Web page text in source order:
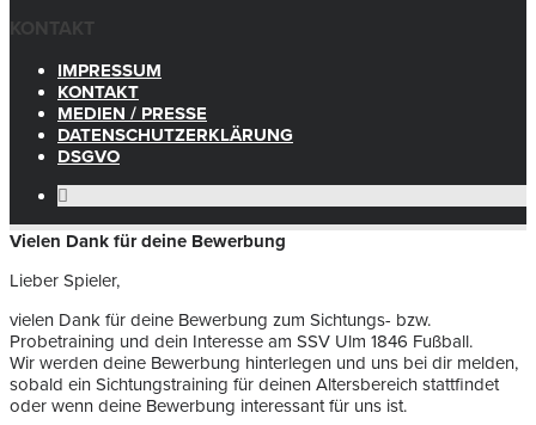
KONTAKT
IMPRESSUM
KONTAKT
MEDIEN / PRESSE
DATENSCHUTZERKLÄRUNG
DSGVO
Vielen Dank für deine Bewerbung
Lieber Spieler,
vielen Dank für deine Bewerbung zum Sichtungs- bzw.
Probetraining und dein Interesse am SSV Ulm 1846 Fußball.
Wir werden deine Bewerbung hinterlegen und uns bei dir melden,
sobald ein Sichtungstraining für deinen Altersbereich stattfindet
oder wenn deine Bewerbung interessant für uns ist.